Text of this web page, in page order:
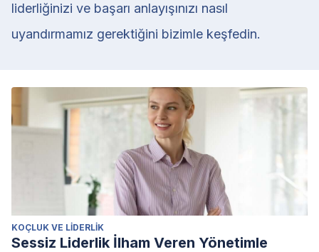
liderliğinizi ve başarı anlayışınızı nasıl
uyandırmamız gerektiğini bizimle keşfedin.
KOÇLUK VE LIDERLIK
Sessiz Liderlik İlham Veren Yönetimle